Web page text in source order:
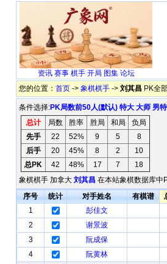
资讯 赛事 棋手 开局 图集 论坛
您的位置： 首页 -> 象棋棋手 -> 刘其昌 PK全
条件选择:PK局数前50人(默认) 特大 大师 男
总计
局数 胜率 胜局 和局
负局
先手
22 52% 9 5
8
后手
20 45% 8 2
10
总PK
42 48% 17 7
18
象棋棋手 加拿大 刘其昌 在本站象棋数据库中
序号
统计 对手姓名 有棋谱
1
彭佳文
2
谢景波
3
阮成保
4
阮黄林